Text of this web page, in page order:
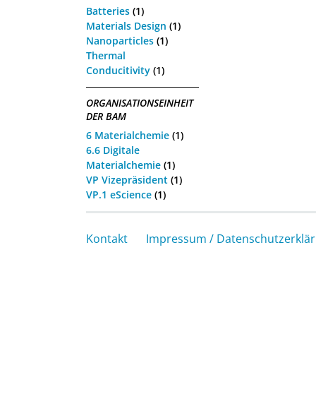
Batteries (1)
Materials Design (1)
Nanoparticles (1)
Thermal
Conducitivity (1)
ORGANISATIONSEINHEIT
DER BAM
6 Materialchemie (1)
6.6 Digitale
Materialchemie (1)
VP Vizepräsident (1)
VP.1 eScience (1)
Kontakt Impressum /